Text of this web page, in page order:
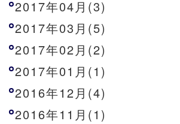
2017年04月(3)
2017年03月(5)
2017年02月(2)
2017年01月(1)
2016年12月(4)
2016年11月(1)